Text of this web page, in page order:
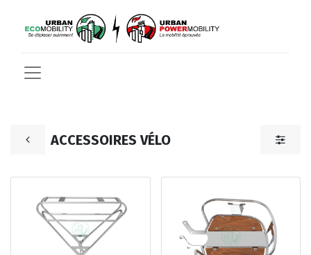
ACCESSOIRES VÉLO